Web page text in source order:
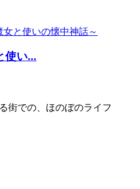
使い...
街での、ほのぼのライフ